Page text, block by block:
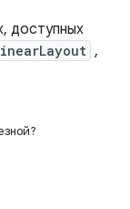
доступных
,